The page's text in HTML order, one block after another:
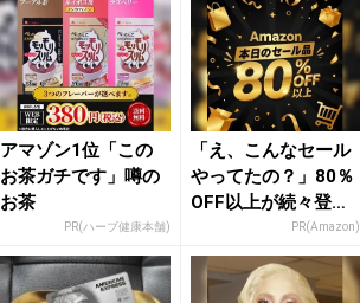
アマゾン1位「この
お茶ガチです」噂の
お茶
PR(ハーブ健康本舗)
「え、こんなセール
やってたの？」80％
OFF以上が続々登
場！Amazonの本気
が...
PR(Amazon)